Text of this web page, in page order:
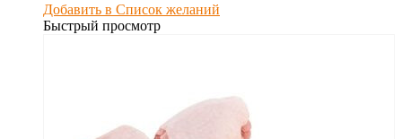
Добавить в Список желаний
Быстрый просмотр